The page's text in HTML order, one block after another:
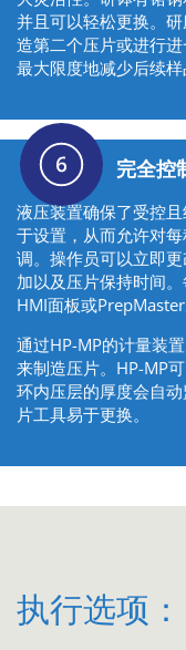
并且可以轻松更换。
造第二个压片或进行
最大限度地减少后续样
完全控
液压装置确保了受控
于设置，从而允许对
调。操作员可以立即
加以及压片保持时间
HMI面板或PrepMaster
通过HP-MP的计量装
来制造压片。HP-MP
环内压层的厚度会自
片工具易于更换。
执行选项：